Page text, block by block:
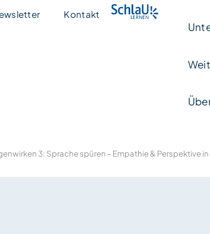
Kontakt
3: Sprache spüren – Empathie & Perspektive